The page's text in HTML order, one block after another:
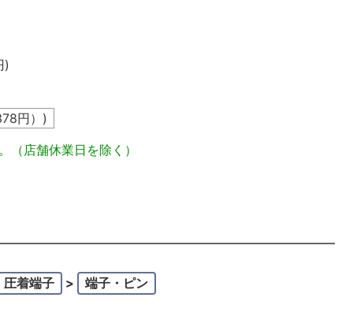
)
円）)
（店舗休業日を除く）
圧着端子 > 端子・ピン